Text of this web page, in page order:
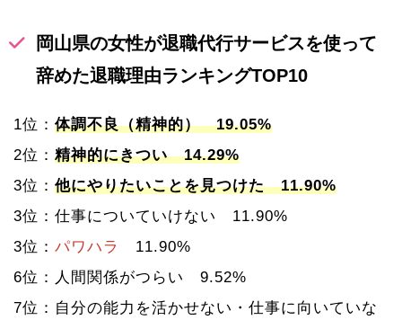
岡山県の女性が退職代行サービスを使って
辞めた退職理由ランキングTOP10
1位： 体調不良（精神的） 19.05%
2位： 精神的にきつい 14.29%
3位： 他にやりたいことを見つけた 11.90%
3位：仕事についていけない 11.90%
3位： パワハラ
11.90%
6位：人間関係がつらい 9.52%
7位：自分の能力を活かせない・仕事に向いていな